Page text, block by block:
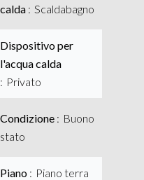
calda
Scaldabagno
Dispositivo per
l'acqua calda
Privato
Condizione
Buono
stato
Piano Piano terra